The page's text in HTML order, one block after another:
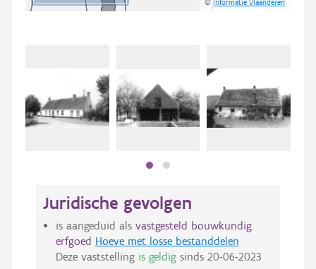
©Informatie Vlaanderen
Juridische gevolgen
is aangeduid als vastgesteld bouwkundig
erfgoed Hoeve met losse bestanddelen
Deze vaststelling is geldigsinds 20-06-2023